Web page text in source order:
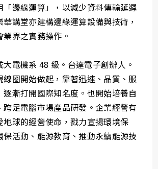
「邊緣運算」，以減少資料傳輸延遲
講堂亦建構邊緣運算設備與技術，
界之實務操作。
電機系 48 級。台達電子創辦人。
線圈開始做起，靠著迅速、品質、服
逐漸打開國際知名度。也開始培養自
跨足電腦市場產品研發。企業經謍有
地球的經營使命，戮力宣揚環境保
保活動、能源教育、推動永續能源技